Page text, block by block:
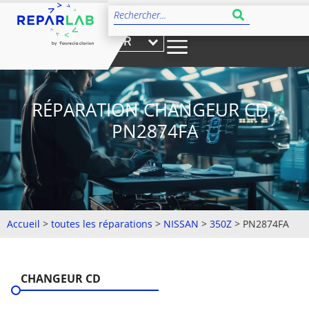
FR
RÉPARATION CHANGEUR CD :
PN2874FA
Accueil > toutes les réparations > NISSAN > 350Z > PN2874FA
CHANGEUR CD